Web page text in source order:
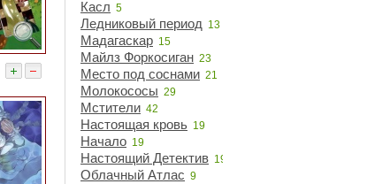
Касл 5
Ледниковый период 13
Мадагаскар 15
Майлз Форкосиган 23
Место под соснами 21
Молокососы 29
Мстители 42
Настоящая кровь 19
Начало 19
Настоящий Детектив 19
Облачный Атлас 9